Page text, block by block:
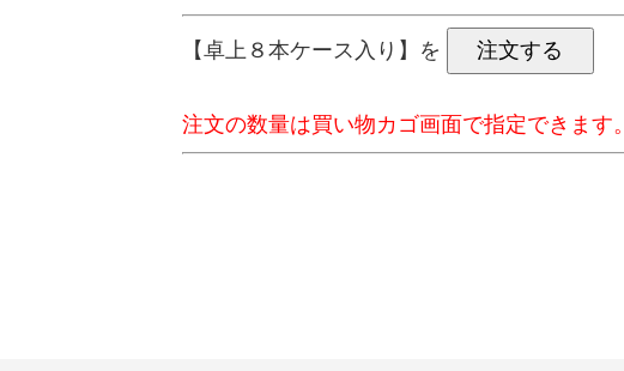
【卓上８本ケース入り】を
注文の数量は買い物カゴ画面で指定できます。